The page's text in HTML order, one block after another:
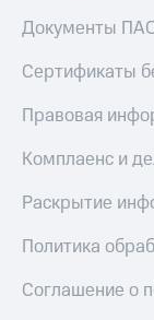
Документы
Сертификаты
Правовая
Комплаенс и
Раскрытие
Политика
Соглашение о